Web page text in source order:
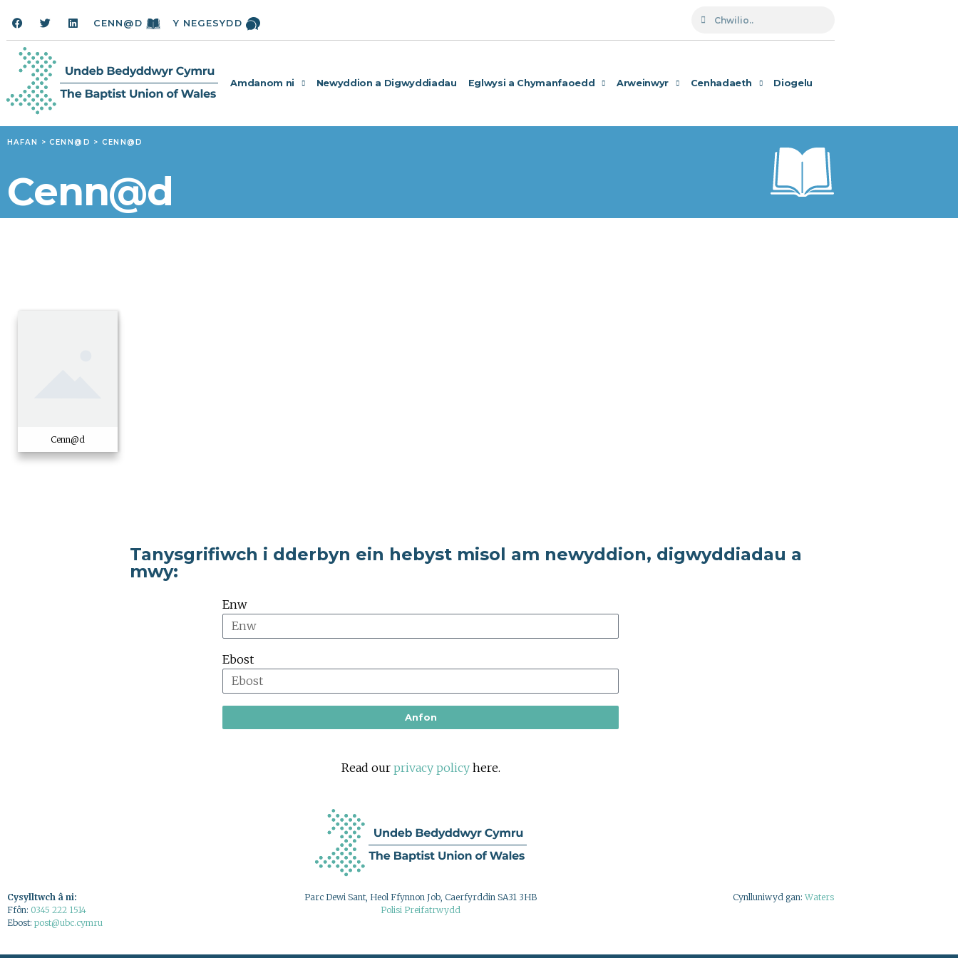
CENN@D Y NEGESYDD
Amdanom ni Newyddion a Digwyddiadau Eglwysi a Chymanfaoedd Arweinwyr Cenhadaeth Diogelu
HAFAN >CENN@D >CENN@D
Cenn@d
Cenn@d
Tanysgrifiwch i dderbyn ein hebyst misol am newyddion, digwyddiadau a
mwy:
Enw
Ebost
Anfon
Read our privacy policyhere.
Cysylltwch â ni:
Ffôn: 0345 222 1514
Ebost: post@ubc.cymru
Parc Dewi Sant, Heol Ffynnon Job, Caerfyrddin SA31 3HB
Polisi Preifatrwydd
Cynlluniwyd gan: Waters